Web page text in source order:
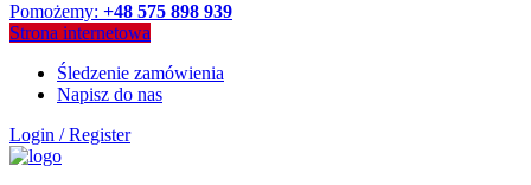
Pomożemy: +48 575 898 939
Strona internetowa
Śledzenie zamówienia
Napisz do nas
Login / Register